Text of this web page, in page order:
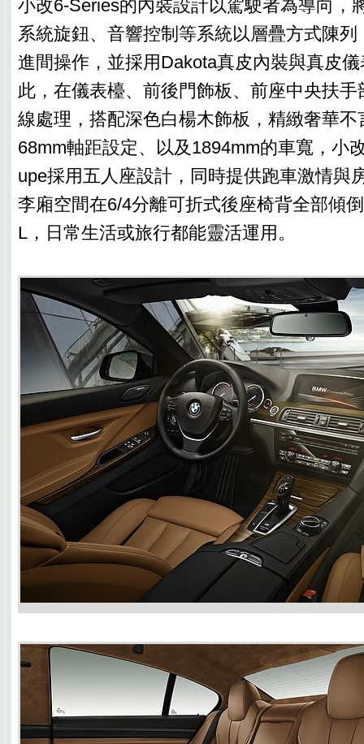
小改6-Series的內裝設計以駕駛者為導向，
系統旋鈕、音響控制等系統以層疊方式陳
進間操作，並採用Dakota真皮內裝與真皮
此，在儀表檯、前後門飾板、前座中央扶
線處理，搭配深色白楊木飾板，精緻奢華
68mm軸距設定、以及1894mm的車寬，小
upe採用五人座設計，同時提供跑車激情與
李廂空間在6/4分離可折式後座椅背全部傾
L，日常生活或旅行都能靈活運用。